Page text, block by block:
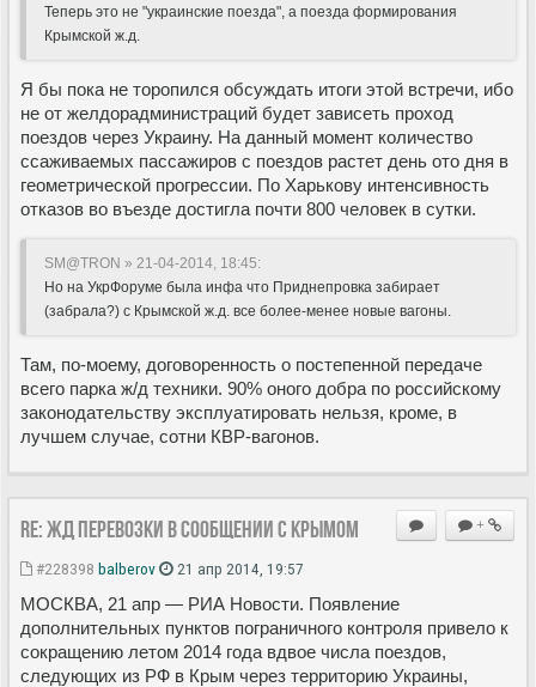
Теперь это не "украинские поезда", а поезда формирования
Крымской ж.д.
Я бы пока не торопился обсуждать итоги этой встречи, ибо
не от желдорадминистраций будет зависеть проход
поездов через Украину. На данный момент количество
ссаживаемых пассажиров с поездов растет день ото дня в
геометрической прогрессии. По Харькову интенсивность
отказов во въезде достигла почти 800 человек в сутки.
SM@TRON » 21-04-2014, 18:45:
Но на УкрФоруме была инфа что Приднепровка забирает
(забрала?) с Крымской ж.д. все более-менее новые вагоны.
Там, по-моему, договоренность о постепенной передаче
всего парка ж/д техники. 90% оного добра по российскому
законодательству эксплуатировать нельзя, кроме, в
лучшем случае, сотни КВР-вагонов.
+
Re: ЖД перевозки в сообщении с Крымом
#228398 balberov 21 апр 2014, 19:57
МОСКВА, 21 апр — РИА Новости. Появление
дополнительных пунктов пограничного контроля привело к
сокращению летом 2014 года вдвое числа поездов,
следующих из РФ в Крым через территорию Украины,